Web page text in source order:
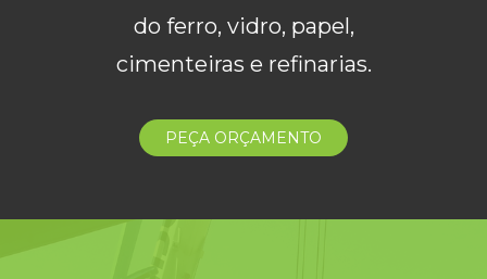
do ferro, vidro, papel,
cimenteiras e refinarias.
PEÇA ORÇAMENTO